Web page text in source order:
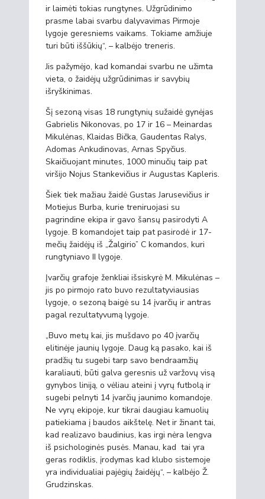
ir laimėti tokias rungtynes. Užgrūdinimo
prasme labai svarbu dalyvavimas Pirmoje
lygoje geresniems vaikams. Tokiame amžiuje
turi būti iššūkių“, – kalbėjo treneris.
Jis pažymėjo, kad komandai svarbu ne užimta
vieta, o žaidėjų užgrūdinimas ir savybių
išryškinimas.
Šį sezoną visas 18 rungtynių sužaidė gynėjas
Gabrielis Nikonovas, po 17 ir 16 – Meinardas
Mikulėnas, Klaidas Bička, Gaudentas Ralys,
Adomas Ankudinovas, Arnas Spyčius.
Skaičiuojant minutes, 1000 minučių taip pat
viršijo Nojus Stankevičius ir Augustas Kapleris.
Šiek tiek mažiau žaidė Gustas Jarusevičius ir
Motiejus Burba, kurie treniruojasi su
pagrindine ekipa ir gavo šansų pasirodyti A
lygoje. B komandojet taip pat pasirodė ir 17-
mečių žaidėjų iš „Žalgirio” C komandos, kuri
rungtyniavo II lygoje.
Įvarčių grafoje ženkliai išsiskyrė M. Mikulėnas –
jis po pirmojo rato buvo rezultatyviausias
lygoje, o sezoną baigė su 14 įvarčių ir antras
pagal rezultatyvumą lygoje.
„Buvo metų kai, jis mušdavo po 40 įvarčių
elitinėje jaunių lygoje. Daug ką pasako, kai iš
pradžių tu sugebi tarp savo bendraamžių
karaliauti, būti galva geresnis už varžovų visą
gynybos liniją, o vėliau ateini į vyrų futbolą ir
sugebi pelnyti 14 įvarčių jaunimo komandoje.
Ne vyrų ekipoje, kur tikrai daugiau kamuolių
patiekiama į baudos aikštelę. Net ir žinant tai,
kad realizavo baudinius, kas irgi nėra lengva
iš psichologinės pusės. Manau, kad tai yra
geras rodiklis, įrodymas kad klubo sistemoje
yra individualiai pajėgių žaidėjų“, – kalbėjo Ž.
Grudzinskas.